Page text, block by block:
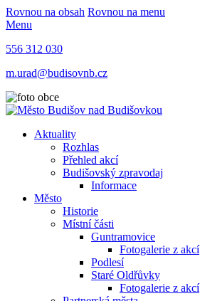
Rovnou na obsah Rovnou na menu
Menu
556 312 030
m.urad@budisovnb.cz
Aktuality
Rozhlas
Přehled akcí
Budišovský zpravodaj
Informace
Město
Historie
Místní části
Guntramovice
Fotogalerie z akcí
Podlesí
Staré Oldřůvky
Fotogalerie z akcí